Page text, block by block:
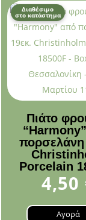
Διαθέσιμο
στο κατάστημα
Πιάτο
πορσελάνη
Porcelain
4,50
Αγορά